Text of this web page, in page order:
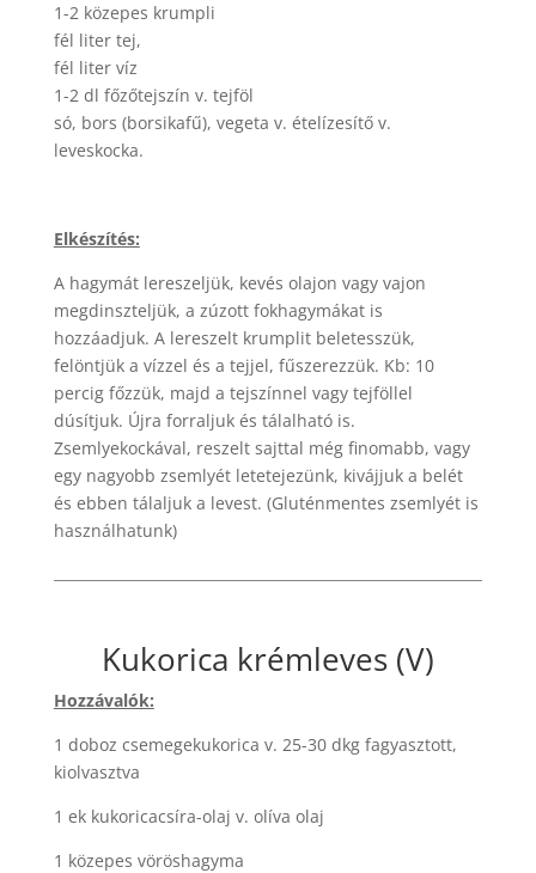
1-2 közepes krumpli
fél liter tej,
fél liter víz
1-2 dl főzőtejszín v. tejföl
só, bors (borsikafű), vegeta v. ételízesítő v.
leveskocka.
Elkészítés:
A hagymát lereszeljük, kevés olajon vagy vajon
megdinszteljük, a zúzott fokhagymákat is
hozzáadjuk. A lereszelt krumplit beletesszük,
felöntjük a vízzel és a tejjel, fűszerezzük. Kb: 10
percig főzzük, majd a tejszínnel vagy tejföllel
dúsítjuk. Újra forraljuk és tálalható is.
Zsemlyekockával, reszelt sajttal még finomabb, vagy
egy nagyobb zsemlyét letetejezünk, kivájjuk a belét
és ebben tálaljuk a levest. (Gluténmentes zsemlyét is
használhatunk)
Kukorica krémleves (V)
Hozzávalók:
1 doboz csemegekukorica v. 25-30 dkg fagyasztott,
kiolvasztva
1 ek kukoricacsíra-olaj v. olíva olaj
1 közepes vöröshagyma